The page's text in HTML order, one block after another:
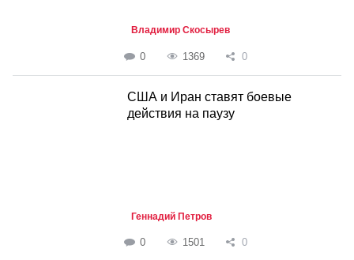
Владимир Скосырев
0 1369 0
США и Иран ставят боевые
действия на паузу
Геннадий Петров
0 1501 0